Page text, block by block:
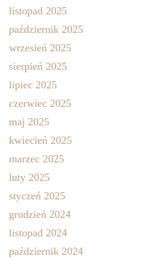
listopad 2025
październik 2025
wrzesień 2025
sierpień 2025
lipiec 2025
czerwiec 2025
maj 2025
kwiecień 2025
marzec 2025
luty 2025
styczeń 2025
grudzień 2024
listopad 2024
październik 2024